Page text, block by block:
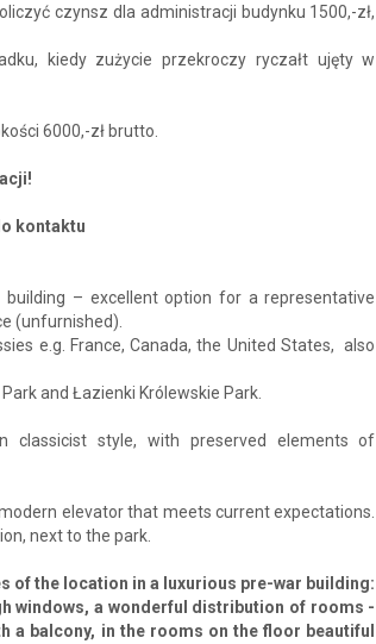
czynsz dla administracji budynku 1500,-zł,
kiedy zużycie przekroczy ryczałt ujęty w
6000,-zł brutto.
kontaktu
building – excellent option for a representative
(unfurnished).
e.g. France, Canada, the United States, also
and Łazienki Królewskie Park.
style, with preserved elements of
elevator that meets current expectations.
next to the park.
of the location in a luxurious pre-war building:
windows, a wonderful distribution of rooms -
a balcony, in the rooms on the floor beautiful